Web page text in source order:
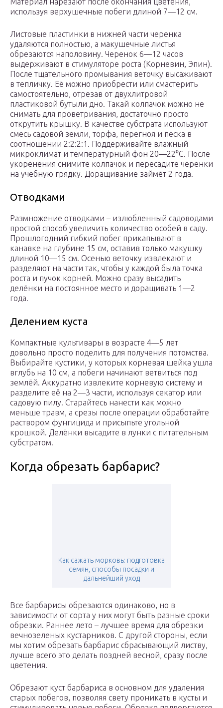
используя верхушечные побеги длиной 7—12 см.
Листовые пластинки в нижней части черенка
удаляются полностью, а макушечные листья
обрезаются наполовину. Черенок 6—12 часов
выдерживают в стимуляторе роста (Корневин, Эпин).
После тщательного промывания веточку высаживают
в тепличку. Её можно приобрести или смастерить
самостоятельно, отрезав от двухлитровой
пластиковой бутыли дно. Такай колпачок можно не
снимать для проветривания, достаточно просто
открутить крышку. В качестве субстрата используют
смесь садовой земли, торфа, перегноя и песка в
соотношении 2:2:2:1. Поддерживайте влажный
микроклимат и температурный фон 20—22⁰C. После
укоренения снимите колпачок и пересадите черенки
на учебную грядку. Доращивание займёт 2 года.
Отводками
Размножение отводками – излюбленный садоводами
простой способ увеличить количество особей в саду.
Прошлогодний гибкий побег прикапывают в
канавке на глубине 15 см, оставив только макушку
длиной 10—15 см. Осенью веточку извлекают и
разделяют на части так, чтобы у каждой была точка
роста и пучок корней. Можно сразу высадить
делёнки на постоянное место и доращивать 1—2
года.
Делением куста
Компактные культивары в возрасте 4—5 лет
довольно просто поделить для получения потомства.
Выбирайте кустики, у которых корневая шейка ушла
вглубь на 10 см, а побеги начинают ветвиться под
землёй. Аккуратно извлеките корневую систему и
разделите её на 2—3 части, используя секатор или
садовую пилу. Старайтесь нанести как можно
меньше травм, а срезы после операции обработайте
раствором фунгицида и присыпьте угольной
крошкой. Делёнки высадите в лунки с питательным
субстратом.
Когда обрезать барбарис?
Как сажать морковь: подготовка
семян, способы посадки и
дальнейший уход
Все барбарисы обрезаются одинаково, но в
зависимости от сорта у них могут быть разные сроки
обрезки. Раннее лето – лучшее время для обрезки
вечнозеленых кустарников. С другой стороны, если
мы хотим обрезать барбарис сбрасывающий листву,
лучше всего это делать поздней весной, сразу после
цветения.
Обрезают куст барбариса в основном для удаления
старых побегов, позволяя свету проникать в кусты и